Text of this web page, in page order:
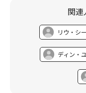
(C) BEIJING IQIYI SCIENCE &
関
リウ・シ
ディン・